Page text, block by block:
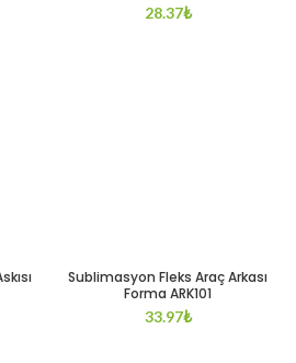
28.37₺
Sublimasyon Fleks Araç Arkası
Forma ARK101
33.97₺